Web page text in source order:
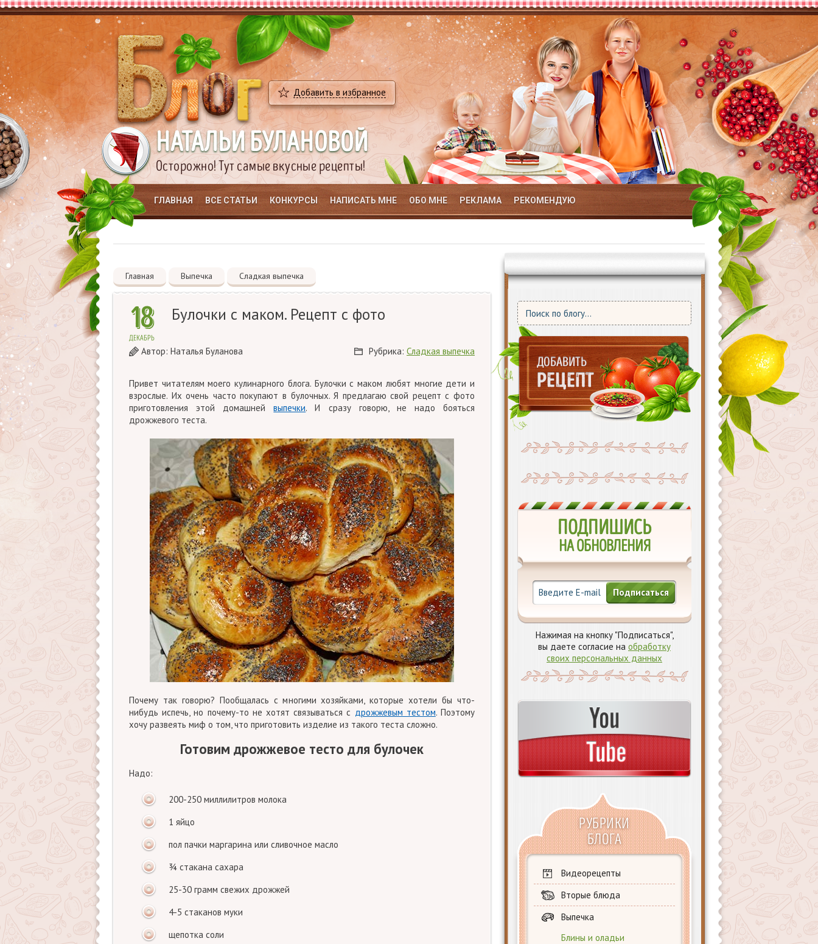
Добавить в избранное
НАТАЛЬИ БУЛАНОВОЙ
Осторожно! Тут самые вкусные рецепты!
ГЛАВНАЯ ВСЕ СТАТЬИ КОНКУРСЫ НАПИСАТЬ МНЕ ОБО МНЕ РЕКЛАМА РЕКОМЕНДУЮ
Главная Выпечка Сладкая выпечка
18
ДЕКАБРЬ
Булочки с маком. Рецепт с фото
Автор: Наталья Буланова Рубрика: Сладкая выпечка
Привет читателям моего кулинарного блога. Булочки с маком любят многие дети и
взрослые. Их очень часто покупают в булочных. Я предлагаю свой рецепт с фото
приготовления этой домашнейвыпечки. И сразу говорю, не надо бояться
дрожжевого теста.
Почему так говорю? Пообщалась с многими хозяйками, которые хотели бы что-
нибудь испечь, но почему-то не хотят связываться с дрожжевым тестом. Поэтому
хочу развеять миф о том, что приготовить изделие из такого теста сложно.
Готовим дрожжевое тесто для булочек
Надо:
200-250 миллилитров молока
1 яйцо
пол пачки маргарина или сливочное масло
¾ стакана сахара
25-30 грамм свежих дрожжей
4-5 стаканов муки
щепотка соли
ПОДПИШИСЬ
НА ОБНОВЛЕНИЯ
Подписаться
Нажимая на кнопку "Подписаться",
вы даете согласие на обработку
своих персональных данных
РУБРИКИ
БЛОГА
Видеорецепты
Вторые блюда
Выпечка
Блины и оладьи